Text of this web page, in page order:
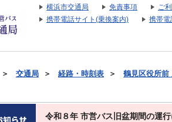
横浜市交通局 免責事項 ご
携帯電話サイト(乗換案内)
携帯電
＞ 交通局 ＞ 経路・時刻表 ＞ 鶴見区役所前
令和８年 市営バス旧盆期間の運